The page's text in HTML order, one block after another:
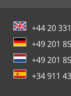
+44 20
+49 201
+49 201
+34 911